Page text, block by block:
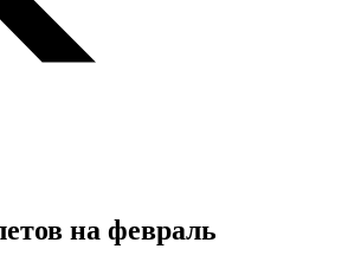
на февраль